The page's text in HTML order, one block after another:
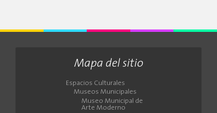
Mapa del sitio
Espacios Culturales
Museos Municipales
Museo Municipal de
Arte Moderno